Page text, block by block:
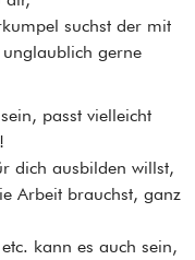
suchst der mit
gerne
passt vielleicht
dich ausbilden willst,
Arbeit brauchst, ganz
kann es auch sein,